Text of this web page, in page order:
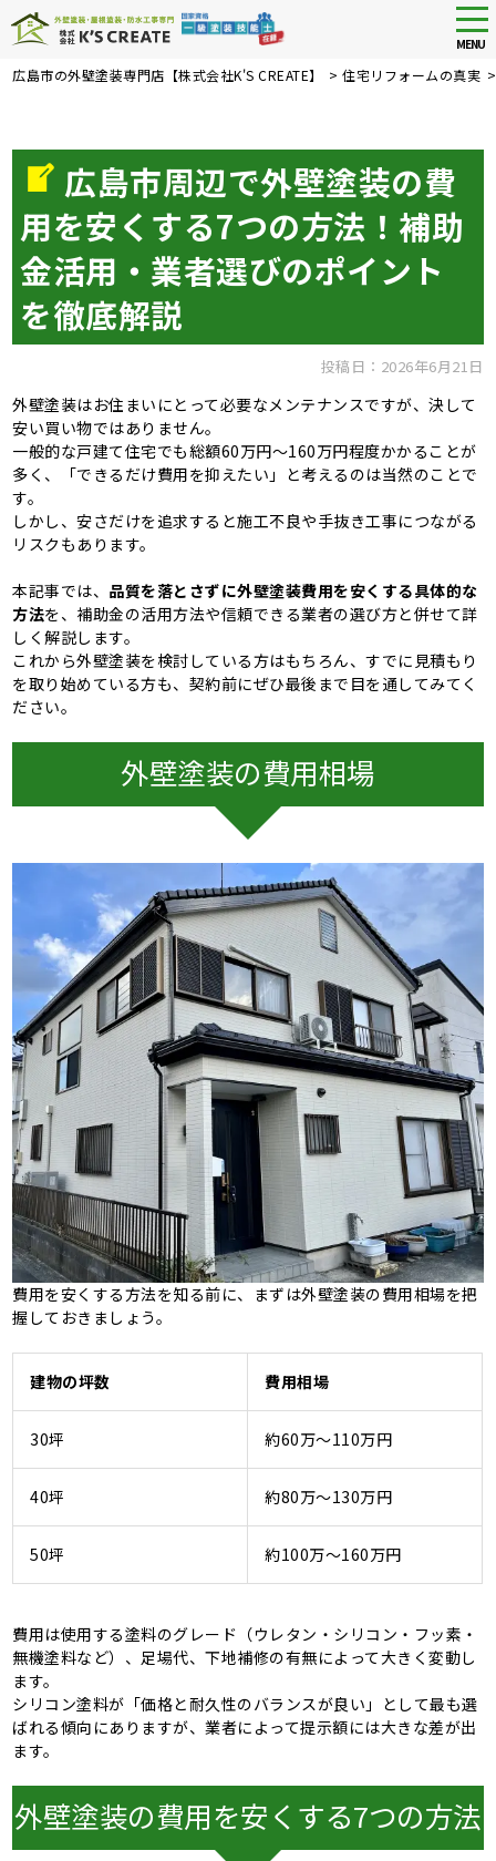
Skip
MENU
広島市の外壁塗装専門店【株式会社K'S CREATE】 >住宅リフォームの真実
広島市周辺で外壁塗装の費
用を安くする7つの方法！補助
金活用・業者選びのポイント
を徹底解説
投稿日：2026年6月21日
外壁塗装はお住まいにとって必要なメンテナンスですが、決して
安い買い物ではありません。
一般的な戸建て住宅でも総額60万円〜160万円程度かかることが
多く、「できるだけ費用を抑えたい」と考えるのは当然のことで
す。
しかし、安さだけを追求すると施工不良や手抜き工事につながる
リスクもあります。
本記事では、 品質を落とさずに外壁塗装費用を安くする具体的な
方法を、補助金の活用方法や信頼できる業者の選び方と併せて詳
しく解説します。
これから外壁塗装を検討している方はもちろん、すでに見積もり
を取り始めている方も、契約前にぜひ最後まで目を通してみてく
ださい。
外壁塗装の費用相場
費用を安くする方法を知る前に、まずは外壁塗装の費用相場を把
握しておきましょう。
建物の坪数 費用相場
30坪 約60万〜110万円
40坪 約80万〜130万円
50坪 約100万〜160万円
費用は使用する塗料のグレード（ウレタン・シリコン・フッ素・
無機塗料など）、足場代、下地補修の有無によって大きく変動し
ます。
シリコン塗料が「価格と耐久性のバランスが良い」として最も選
ばれる傾向にありますが、業者によって提示額には大きな差が出
ます。
外壁塗装の費用を安くする7つの方法